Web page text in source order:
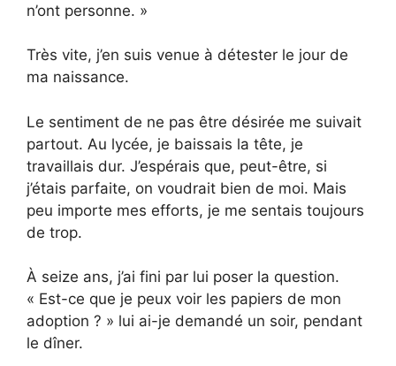
n’ont personne. »
Très vite, j’en suis venue à détester le jour de
ma naissance.
Le sentiment de ne pas être désirée me suivait
partout. Au lycée, je baissais la tête, je
travaillais dur. J’espérais que, peut-être, si
j’étais parfaite, on voudrait bien de moi. Mais
peu importe mes efforts, je me sentais toujours
de trop.
À seize ans, j’ai fini par lui poser la question.
« Est-ce que je peux voir les papiers de mon
adoption ? » lui ai-je demandé un soir, pendant
le dîner.